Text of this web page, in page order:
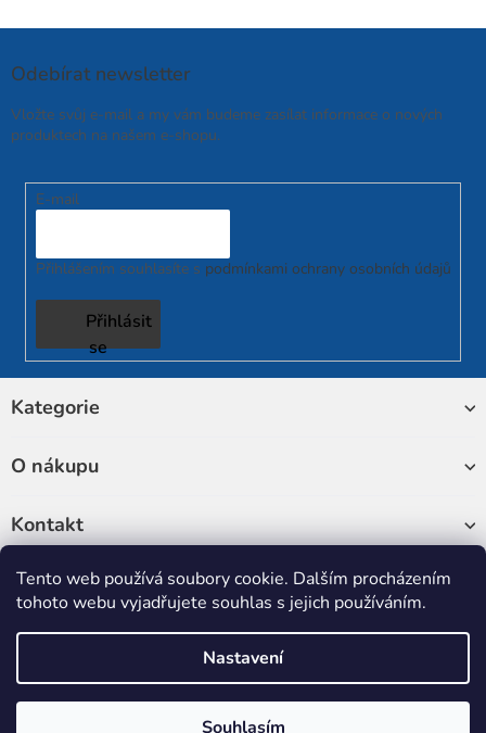
Tento web používá soubory cookie. Dalším procházením
tohoto webu vyjadřujete souhlas s jejich používáním.
Nastavení
Souhlasím
Odebírat newsletter
Vložte svůj e-mail a my vám budeme zasílat informace o nových
produktech na našem e-shopu.
E-mail
Přihlášením souhlasíte s podmínkami ochrany osobních údajů
Přihlásit
se
Z
Kategorie
O nákupu
Kontakt
Sledujte nás
Copyright 2026RUKATECH. Všechna práva vyhrazena.Upravit
nastavení cookies